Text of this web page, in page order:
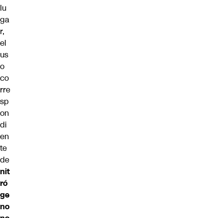
lu
ga
r,
el
us
o
co
rre
sp
on
di
en
te
de
nit
ró
ge
no